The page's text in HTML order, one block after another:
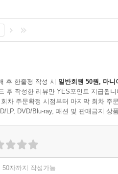
생각했는데, 노력의 부재가 느껴진
후 한줄평 작성 시 일반회원 50원, 마니
후 작성한 리뷰만 YES포인트 지급됩니
차 주문확정 시점부터 마지막 회차 주
LP, DVD/Blu-ray, 패션 및 판매금지 상
50자까지 작성가능